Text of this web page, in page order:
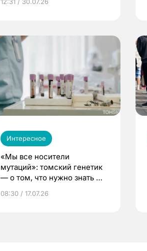
Интересное
«Мы все носители
мутаций»: томский генетик
— о том, что нужно знать до
08:30 / 17.07.26